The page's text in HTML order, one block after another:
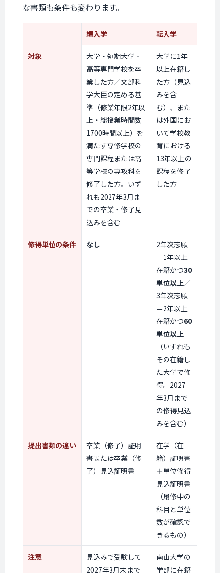
な書類も条件も変わります。
編入学 転入学
対象
大学・短期大学・
高等専門学校を卒
業した方／文部科
学大臣の定める基
準（修業年限2年以
上・総授業時間数
1700時間以上）を
満たす専修学校の
専門課程または高
等学校の専攻科を
修了した方。いず
れも2027年3月ま
での卒業・修了見
込みを含む
大学に1年
以上在籍し
た方（見込
みを含
む）、また
は外国にお
いて学校教
育における
13年以上の
課程を修了
した方
修得単位の条件 なし
2年次志願
＝1年以上
在籍かつ30
単位以上／
3年次志願
＝2年以上
在籍かつ60
単位以上
（いずれも
その在籍し
た大学で修
得。2027
年3月まで
の修得見込
みを含む）
提出書類の違い
卒業（修了）証明
書または卒業（修
了）見込証明書
在学（在
籍）証明書
＋単位修得
見込証明書
（履修中の
科目と単位
数が確認で
きるもの）
注意
見込みで受験して
2027年3月末まで
南山大学の
学部に在籍